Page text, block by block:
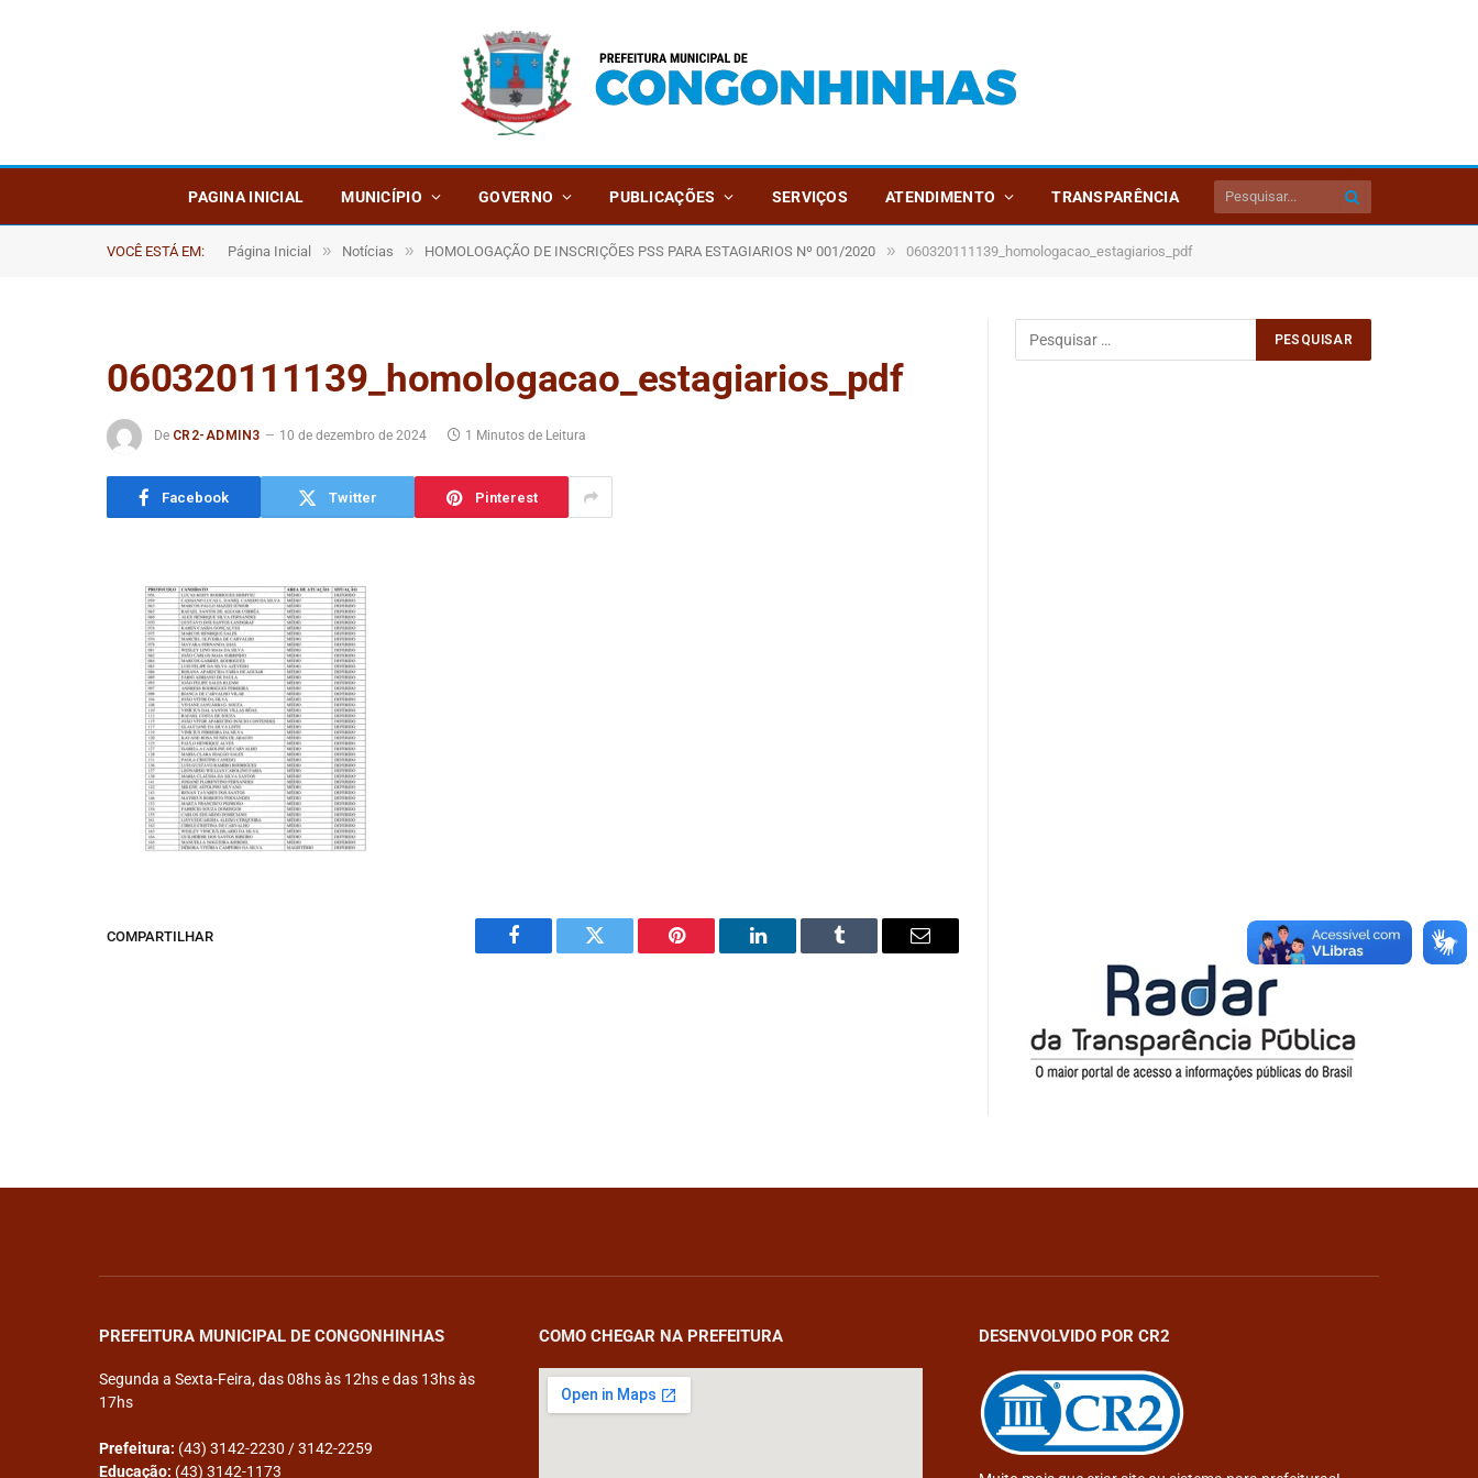
PAGINA INICIAL MUNICÍPIO GOVERNO PUBLICAÇÕES SERVIÇOS ATENDIMENTO TRANSPARÊNCIA
VOCÊ ESTÁ EM: Página Inicial » Notícias » HOMOLOGAÇÃO DE INSCRIÇÕES PSS PARA ESTAGIARIOS Nº 001/2020 » 060320111139_homologacao_estagiarios_pdf
060320111139_homologacao_estagiarios_pdf
De CR2-ADMIN3 10 de dezembro de 2024 1 Minutos de Leitura
Facebook Twitter Pinterest
COMPARTILHAR
Facebook Twitter Pinterest LinkedIn Tumblr Email
PREFEITURA MUNICIPAL DE CONGONHINHAS
Segunda a Sexta-Feira, das 08hs às 12hs e das 13hs às
17hs
Prefeitura: (43) 3142-2230 / 3142-2259
Educação: (43) 3142-1173
COMO CHEGAR NA PREFEITURA DESENVOLVIDO POR CR2